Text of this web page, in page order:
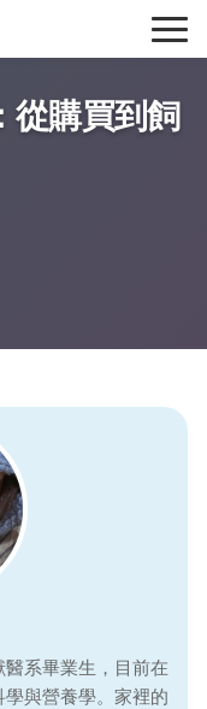
從購買到飼
系畢業生，目前在
與營養學。家裡的